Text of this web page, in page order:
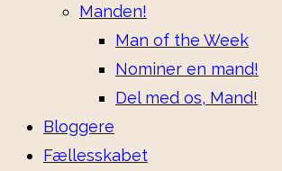
Manden!
Man of the Week
Nominer en mand!
Del med os, Mand!
Bloggere
Fællesskabet